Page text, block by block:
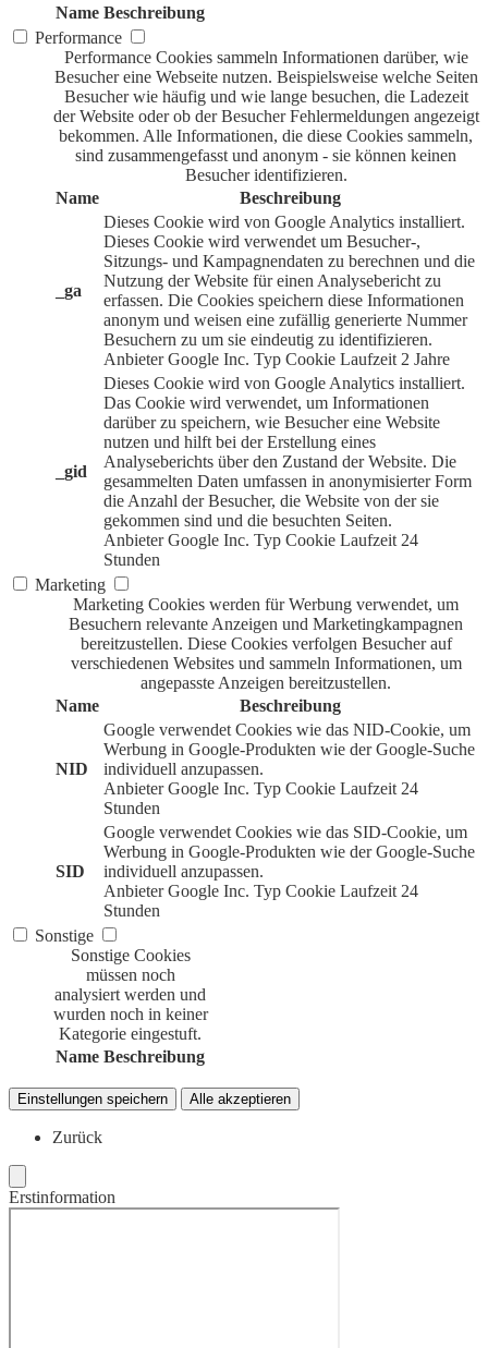
Name Beschreibung
Performance
Performance Cookies sammeln Informationen darüber, wie
Besucher eine Webseite nutzen. Beispielsweise welche Seiten
Besucher wie häufig und wie lange besuchen, die Ladezeit
der Website oder ob der Besucher Fehlermeldungen angezeigt
bekommen. Alle Informationen, die diese Cookies sammeln,
sind zusammengefasst und anonym - sie können keinen
Besucher identifizieren.
Name
Beschreibung
_ga
Dieses Cookie wird von Google Analytics installiert.
Dieses Cookie wird verwendet um Besucher-,
Sitzungs- und Kampagnendaten zu berechnen und die
Nutzung der Website für einen Analysebericht zu
erfassen. Die Cookies speichern diese Informationen
anonym und weisen eine zufällig generierte Nummer
Besuchern zu um sie eindeutig zu identifizieren.
Anbieter Google Inc. Typ Cookie Laufzeit 2 Jahre
_gid
Dieses Cookie wird von Google Analytics installiert.
Das Cookie wird verwendet, um Informationen
darüber zu speichern, wie Besucher eine Website
nutzen und hilft bei der Erstellung eines
Analyseberichts über den Zustand der Website. Die
gesammelten Daten umfassen in anonymisierter Form
die Anzahl der Besucher, die Website von der sie
gekommen sind und die besuchten Seiten.
Anbieter Google Inc. Typ Cookie Laufzeit 24
Stunden
Marketing
Marketing Cookies werden für Werbung verwendet, um
Besuchern relevante Anzeigen und Marketingkampagnen
bereitzustellen. Diese Cookies verfolgen Besucher auf
verschiedenen Websites und sammeln Informationen, um
angepasste Anzeigen bereitzustellen.
Name
Beschreibung
NID
Google verwendet Cookies wie das NID-Cookie, um
Werbung in Google-Produkten wie der Google-Suche
individuell anzupassen.
Anbieter Google Inc. Typ Cookie Laufzeit 24
Stunden
SID
Google verwendet Cookies wie das SID-Cookie, um
Werbung in Google-Produkten wie der Google-Suche
individuell anzupassen.
Anbieter Google Inc. Typ Cookie Laufzeit 24
Stunden
Sonstige
Sonstige Cookies
müssen noch
analysiert werden und
wurden noch in keiner
Kategorie eingestuft.
Name Beschreibung
Einstellungen speichern Alle akzeptieren
Zurück
Erstinformation